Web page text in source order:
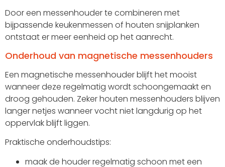
Door een messenhouder te combineren met
bijpassende keukenmessen of houten snijplanken
ontstaat er meer eenheid op het aanrecht.
Onderhoud van magnetische messenhouders
Een magnetische messenhouder blijft het mooist
wanneer deze regelmatig wordt schoongemaakt en
droog gehouden. Zeker houten messenhouders blijven
langer netjes wanneer vocht niet langdurig op het
oppervlak blijft liggen.
Praktische onderhoudstips:
maak de houder regelmatig schoon met een